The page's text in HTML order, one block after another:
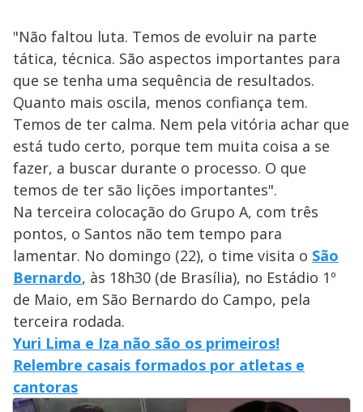
"Não faltou luta. Temos de evoluir na parte
tática, técnica. São aspectos importantes para
que se tenha uma sequência de resultados.
Quanto mais oscila, menos confiança tem.
Temos de ter calma. Nem pela vitória achar que
está tudo certo, porque tem muita coisa a se
fazer, a buscar durante o processo. O que
temos de ter são lições importantes".
Na terceira colocação do Grupo A, com três
pontos, o Santos não tem tempo para
lamentar. No domingo (22), o time visita o São
Bernardo, às 18h30 (de Brasília), no Estádio 1º
de Maio, em São Bernardo do Campo, pela
terceira rodada.
Yuri Lima e Iza não são os primeiros!
Relembre casais formados por atletas e
cantoras